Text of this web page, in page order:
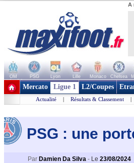
A
OM PSG Lyon Lille Monaco Chelsea
+ de clubs
Mercato Ligue 1 L2/Coupes
Actualité | Résultats & Classement |
PSG : une
Par Damien Da Silva - Le 23/08/2024